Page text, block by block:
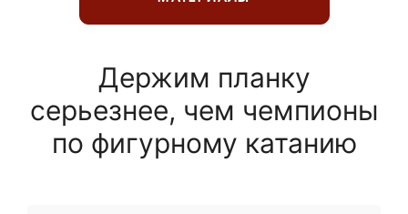
Держим планку
серьезнее, чем чемпионы
по фигурному катанию